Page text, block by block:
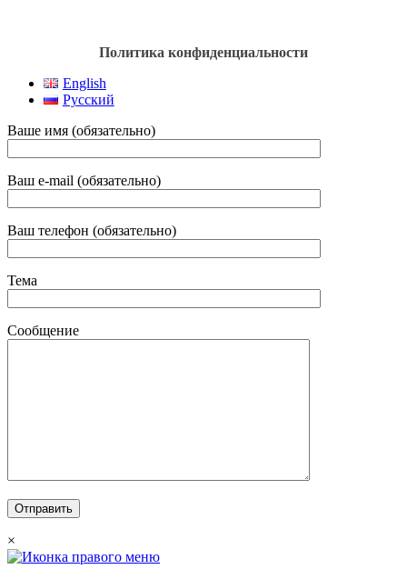
Политика конфиденциальности
English
Русский
Ваше имя (обязательно)
Ваш e-mail (обязательно)
Ваш телефон (обязательно)
Тема
Сообщение
×